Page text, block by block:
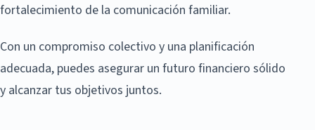
fortalecimiento de la comunicación familiar.
Con un compromiso colectivo y una planificación
adecuada, puedes asegurar un futuro financiero sólido
y alcanzar tus objetivos juntos.